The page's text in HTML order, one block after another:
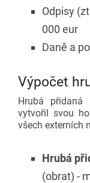
Odpisy
000 eur
Daně a
Výpočet
Hrubá přidaná
vytvořil svou
všech externích
Hrubá
(obrat) -